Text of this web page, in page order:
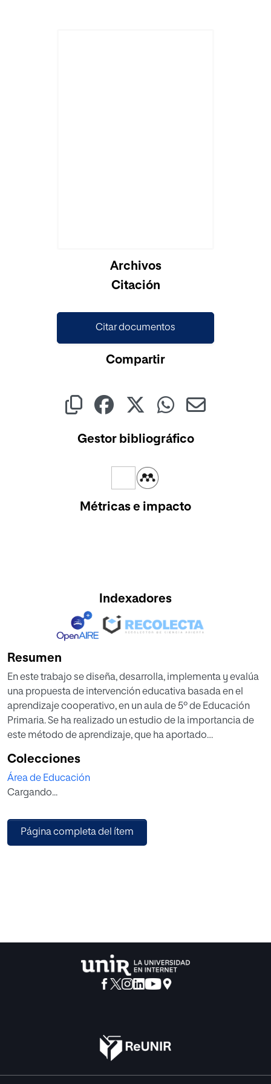
Archivos
Citación
Citar documentos
Compartir
Gestor bibliográfico
Métricas e impacto
Indexadores
Resumen
En este trabajo se diseña, desarrolla, implementa y evalúa
una propuesta de intervención educativa basada en el
aprendizaje cooperativo, en un aula de 5º de Educación
Primaria. Se ha realizado un estudio de la importancia de
este método de aprendizaje, que ha aportado
analizado los principios básicos que son necesarios para
ponerlo en práctica. Se han definido y explicado diferentes
técnicas posibles de cooperación, y se ha elegido una de
el aula. En este trabajo se pretende también desarrollar una
herramienta de evaluación, a modo de rúbrica u hoja de
Colecciones
Área de Educación
Cargando...
Página completa del ítem